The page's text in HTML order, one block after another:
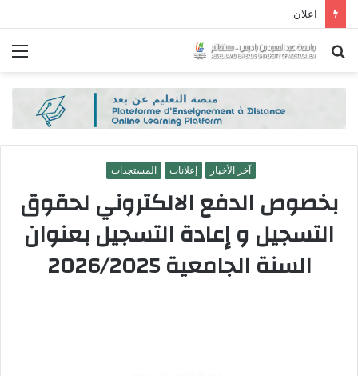
اعلان
بحث
آخر الأخبار إعلانات المستجدات
بخصوص الدفع الالكتروني لحقوق
التسجيل و إعادة التسجيل بعنوان
السنة الجامعية 2026/2025